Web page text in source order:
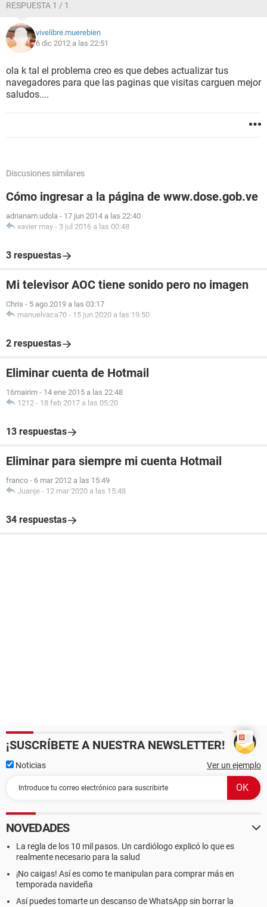
RESPUESTA 1 / 1
vivelibre.muerebien
6 dic 2012 a las 22:51
ola k tal el problema creo es que debes actualizar tus
navegadores para que las paginas que visitas carguen mejor
saludos....
Discusiones similares
Cómo ingresar a la página de www.dose.gob.ve
adrianam.udola - 17 jun 2014 a las 22:40
xavier may - 3 jul 2016 a las 00:48
3 respuestas
Mi televisor AOC tiene sonido pero no imagen
Chris - 5 ago 2019 a las 03:17
manuelvaca70 - 15 jun 2020 a las 19:50
2 respuestas
Eliminar cuenta de Hotmail
16mairim - 14 ene 2015 a las 22:48
1212 - 18 feb 2017 a las 05:20
13 respuestas
Eliminar para siempre mi cuenta Hotmail
franco - 6 mar 2012 a las 15:49
Juanje - 12 mar 2020 a las 15:48
34 respuestas
¡SUSCRÍBETE A NUESTRA NEWSLETTER!
Noticias Ver un ejemplo
NOVEDADES
La regla de los 10 mil pasos. Un cardiólogo explicó lo que es
realmente necesario para la salud
¡No caigas! Así es como te manipulan para comprar más en
temporada navideña
Así puedes tomarte un descanso de WhatsApp sin borrar la